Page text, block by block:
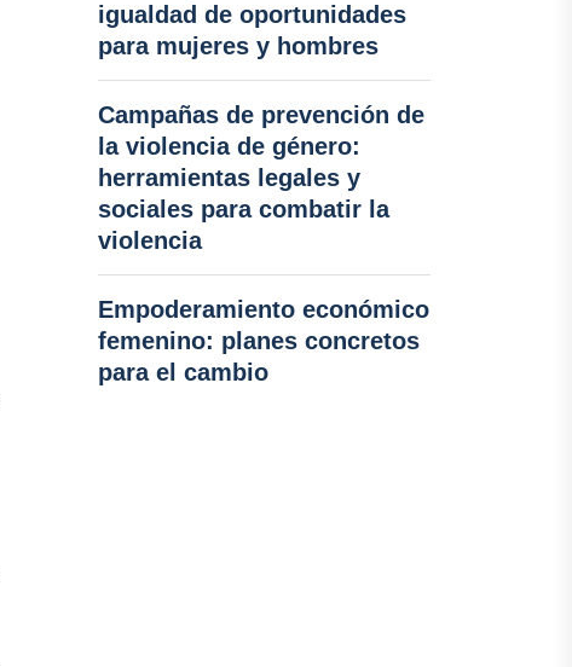
igualdad de oportunidades
para mujeres y hombres
Campañas de prevención de
la violencia de género:
herramientas legales y
sociales para combatir la
violencia
Empoderamiento económico
femenino: planes concretos
para el cambio